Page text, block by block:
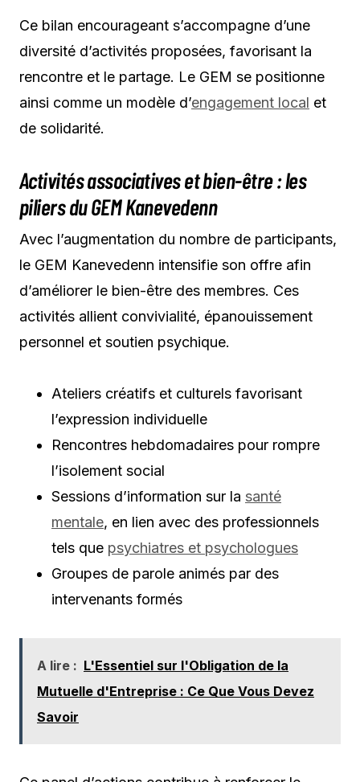
Ce bilan encourageant s’accompagne d’une
diversité d’activités proposées, favorisant la
rencontre et le partage. Le GEM se positionne
ainsi comme un modèle d’engagement local et
de solidarité.
Activités associatives et bien-être : les
piliers du GEM Kanevedenn
Avec l’augmentation du nombre de participants,
le GEM Kanevedenn intensifie son offre afin
d’améliorer le bien-être des membres. Ces
activités allient convivialité, épanouissement
personnel et soutien psychique.
Ateliers créatifs et culturels favorisant
l’expression individuelle
Rencontres hebdomadaires pour rompre
l’isolement social
Sessions d’information sur la santé
mentale, en lien avec des professionnels
tels que psychiatres et psychologues
Groupes de parole animés par des
intervenants formés
A lire : L'Essentiel sur l'Obligation de la
Mutuelle d'Entreprise : Ce Que Vous Devez
Savoir